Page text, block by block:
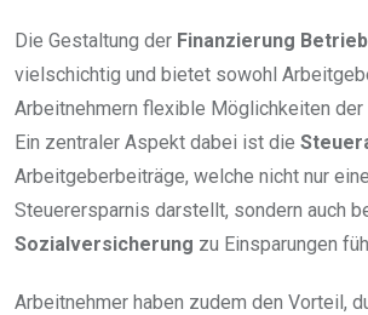
Die Gestaltung der Finanzierung
vielschichtig und bietet sowohl
Arbeitnehmern flexible Möglichkeiten der
Ein zentraler Aspekt dabei ist die
Arbeitgeberbeiträge, welche nicht nur
Steuerersparnis darstellt, sondern auch
Sozialversicherung zu Einsparungen
Arbeitnehmer haben zudem den Vorteil,